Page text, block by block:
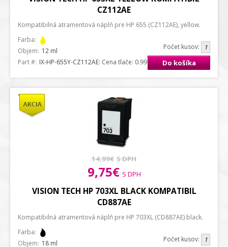
Počet kusov:
Do košíka
CZ112AE
Kompatibilná atramentová náplň pre HP 655 (CZ112AE), yellow.
Farba:
Objem: 12 ml
Part #: IX-HP-655Y-CZ112AE: Cena tlače: 0.99 ct. / strana A4
14,99€ S DPH
9,75€ S DPH
Počet kusov:
VISION TECH HP 703XL BLACK KOMPATIBIL
CD887AE
Kompatibilná atramentová náplň pre HP 703XL (CD887AE) black.
Farba:
Objem: 18 ml